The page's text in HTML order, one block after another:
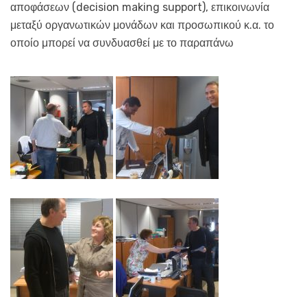
αποφάσεων (decision making support), επικοινωνία
μεταξύ οργανωτικών μονάδων και προσωπικού κ.α. το
οποίο μπορεί να συνδυασθεί με το παραπάνω